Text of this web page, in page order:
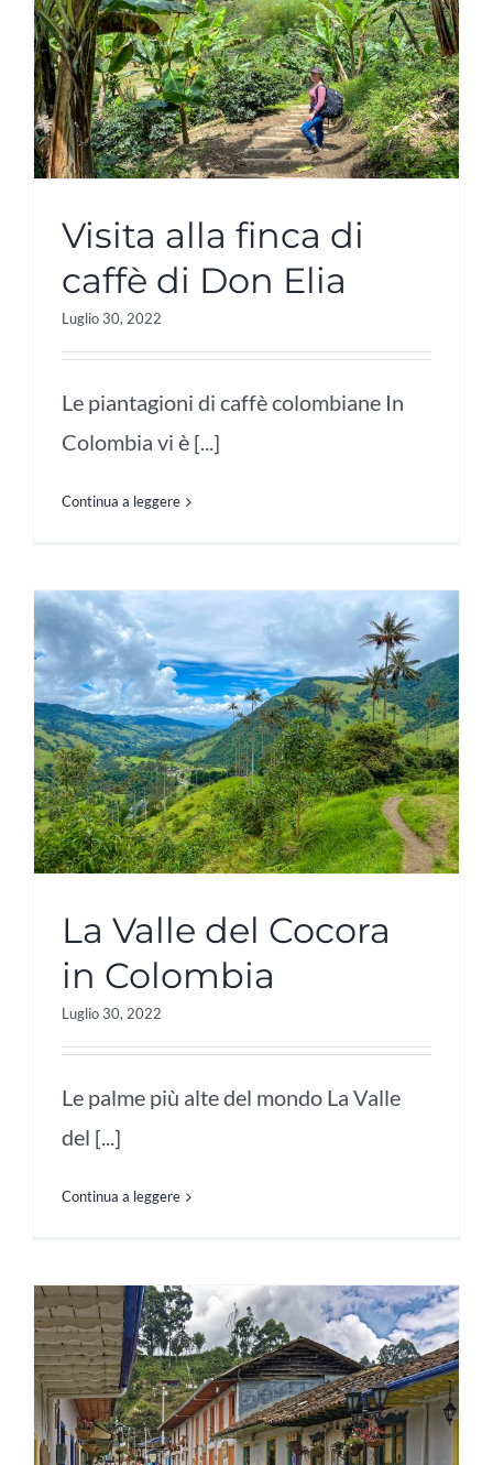
Visita alla finca di
caffè di Don Elia
Luglio 30, 2022
Le piantagioni di caffè colombiane In
Colombia vi è [...]
Continua a leggere
La Valle del Cocora
in Colombia
Luglio 30, 2022
Le palme più alte del mondo La Valle
del [...]
Continua a leggere